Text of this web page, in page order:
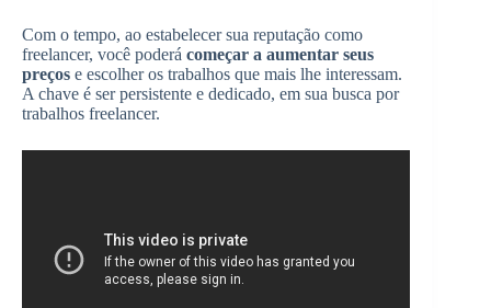
Com o tempo, ao estabelecer sua reputação como
freelancer, você poderá começar a aumentar seus
preços e escolher os trabalhos que mais lhe interessam.
A chave é ser persistente e dedicado, em sua busca por
trabalhos freelancer.